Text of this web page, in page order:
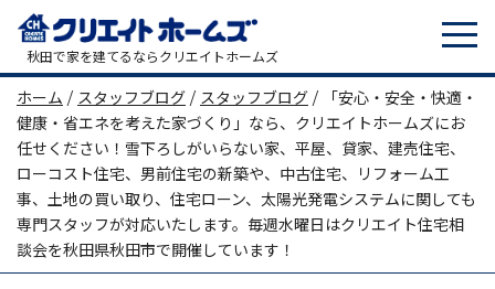
メインナビゲーション
秋田で家を建てるならクリエイトホームズ
ホーム / スタッフブログ / スタッフブログ /
「安心・安全・快適・
健康・省エネを考えた家づくり」なら、クリエイトホームズにお
任せください！雪下ろしがいらない家、平屋、貸家、建売住宅、
ローコスト住宅、男前住宅の新築や、中古住宅、リフォーム工
事、土地の買い取り、住宅ローン、太陽光発電システムに関しても
専門スタッフが対応いたします。毎週水曜日はクリエイト住宅相
談会を秋田県秋田市で開催しています！